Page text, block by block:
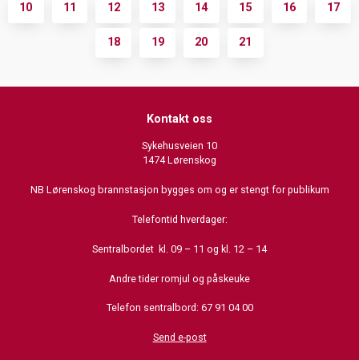
10 11 12 13 14 15 16 17
18 19 20 21
Kontakt oss
Sykehusveien 10
1474 Lørenskog
NB Lørenskog brannstasjon bygges om og er stengt for publikum
Telefontid hverdager:
Sentralbordet kl. 09 – 11 og kl. 12 – 14
Andre tider romjul og påskeuke
Telefon sentralbord: 67 91 04 00
Send e-post